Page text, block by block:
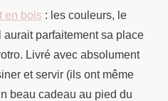
en bois : les couleurs, le
parfaitement sa place
Livré avec absolument
et servir (ils ont même
beau cadeau au pied du